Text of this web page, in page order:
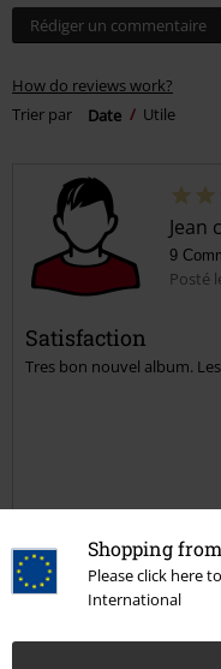
Shopping
Please click here
International
Rédiger un commentaire
How do reviews work?
Trier par
Date Utile
Jean
9
Posté
Satisfaction
Tres bon nouvel album.
Est-ce que ce commentaire